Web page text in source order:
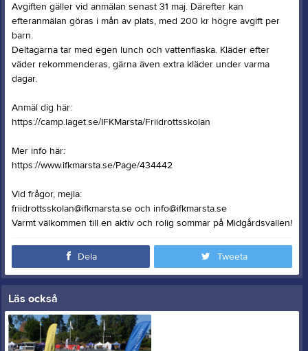
Avgiften gäller vid anmälan senast 31 maj. Därefter kan
efteranmälan göras i mån av plats, med 200 kr högre avgift per
barn.
Deltagarna tar med egen lunch och vattenflaska. Kläder efter
väder rekommenderas, gärna även extra kläder under varma
dagar.
Anmäl dig här:
https://camp.laget.se/IFKMarsta/Friidrottsskolan
Mer info här:
https://www.ifkmarsta.se/Page/434442
Vid frågor, mejla:
friidrottsskolan@ifkmarsta.se och info@ifkmarsta.se
Varmt välkommen till en aktiv och rolig sommar på Midgårdsvallen!
Dela Tweeta
Läs också